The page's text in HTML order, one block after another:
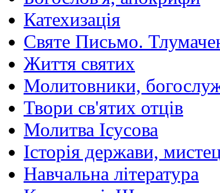
Катехизація
Святе Письмо.
Життя святих
Молитовники,
Твори св'ятих отців
Молитва Ісусова
Історія держави,
Навчальна література